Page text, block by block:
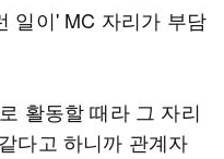
일이' MC 자리가 부담
활동할 때라 그 자리
다고 하니까 관계자